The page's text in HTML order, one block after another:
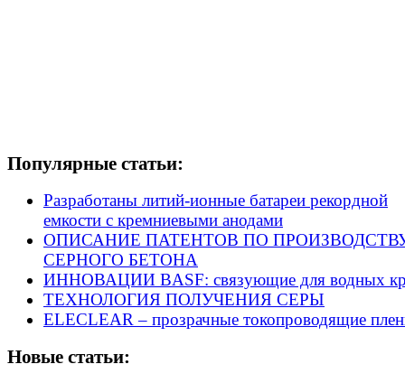
Популярные статьи:
Разработаны литий-ионные батареи рекордной
емкости с кремниевыми анодами
ОПИСАНИЕ ПАТЕНТОВ ПО
СЕРНОГО БЕТОНА
ИННОВАЦИИ BASF: связующие для водных
ТЕХНОЛОГИЯ ПОЛУЧЕНИЯ СЕРЫ
ELECLEAR – прозрачные токопроводящие
Новые статьи: